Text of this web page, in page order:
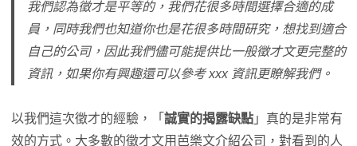
我們認為徵才是平等的，我們花很多時間選擇合適的成
員，同時我們也知道你也是花很多時間研究，想找到適合
自己的公司，因此我們儘可能提供比一般徵才文更完整的
資訊，如果你有興趣還可以參考 xxx 資訊更瞭解我們。
以我們這次徵才的經驗，「 誠實的揭露缺點 」真的是非常有
效的方式。大多數的徵才文用芭樂文介紹公司，對看到的人